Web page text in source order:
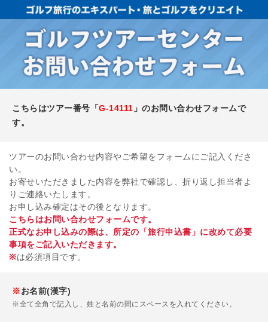
こちらはツアー番号「G-14111 」のお問い合わせフォームで
す。
ツアーのお問い合わせ内容やご希望をフォームにご記入くださ
い。
お寄せいただきました内容を弊社で確認し、折り返し担当者よ
りご連絡いたします。
お申し込み確定はその後となります。
こちらはお問い合わせフォームです。
正式なお申し込みの際は、所定の「旅行申込書」に改めて必要
事項をご記入いただきます。
※は必須項目です。
※お名前(漢字)
※全て全角で記入し、姓と名前の間にスペースを入れてください。